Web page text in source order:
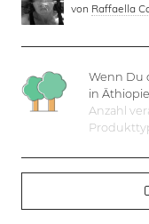
von Raffaella
Wenn Du
in
Anzahl